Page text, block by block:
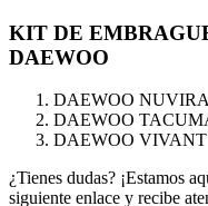
KIT DE
DAEWOO
DAEWOO NUVIRA
DAEWOO
DAEWOO VIVANT
¿Tienes dudas? ¡Estamos
siguiente enlace y recibe